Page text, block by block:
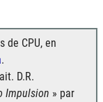
de CPU, en
.
D.R.
Impulsion » par